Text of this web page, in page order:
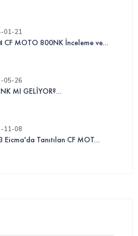
01-21
CF MOTO 800NK İnceleme ve...
05-26
MI GELİYOR?...
11-08
Eicma'da Tanıtılan CF MOT...